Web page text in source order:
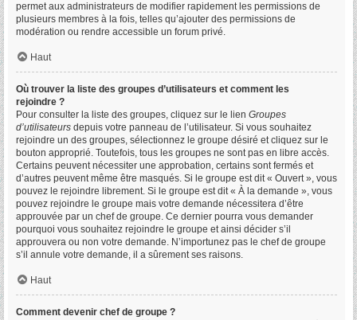
permet aux administrateurs de modifier rapidement les permissions de
plusieurs membres à la fois, telles qu’ajouter des permissions de
modération ou rendre accessible un forum privé.
Haut
Où trouver la liste des groupes d’utilisateurs et comment les
rejoindre ?
Pour consulter la liste des groupes, cliquez sur le lien Groupes
d’utilisateurs depuis votre panneau de l’utilisateur. Si vous souhaitez
rejoindre un des groupes, sélectionnez le groupe désiré et cliquez sur le
bouton approprié. Toutefois, tous les groupes ne sont pas en libre accès.
Certains peuvent nécessiter une approbation, certains sont fermés et
d’autres peuvent même être masqués. Si le groupe est dit « Ouvert », vous
pouvez le rejoindre librement. Si le groupe est dit « À la demande », vous
pouvez rejoindre le groupe mais votre demande nécessitera d’être
approuvée par un chef de groupe. Ce dernier pourra vous demander
pourquoi vous souhaitez rejoindre le groupe et ainsi décider s’il
approuvera ou non votre demande. N’importunez pas le chef de groupe
s’il annule votre demande, il a sûrement ses raisons.
Haut
Comment devenir chef de groupe ?